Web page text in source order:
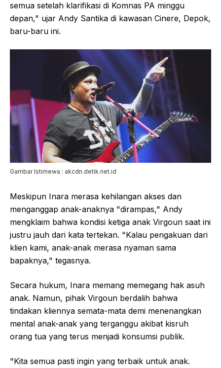
semua setelah klarifikasi di Komnas PA minggu
depan," ujar Andy Santika di kawasan Cinere, Depok,
baru-baru ini.
Gambar Istimewa : akcdn.detik.net.id
Meskipun Inara merasa kehilangan akses dan
menganggap anak-anaknya "dirampas," Andy
mengklaim bahwa kondisi ketiga anak Virgoun saat ini
justru jauh dari kata tertekan. "Kalau pengakuan dari
klien kami, anak-anak merasa nyaman sama
bapaknya," tegasnya.
Secara hukum, Inara memang memegang hak asuh
anak. Namun, pihak Virgoun berdalih bahwa
tindakan kliennya semata-mata demi menenangkan
mental anak-anak yang terganggu akibat kisruh
orang tua yang terus menjadi konsumsi publik.
"Kita semua pasti ingin yang terbaik untuk anak.